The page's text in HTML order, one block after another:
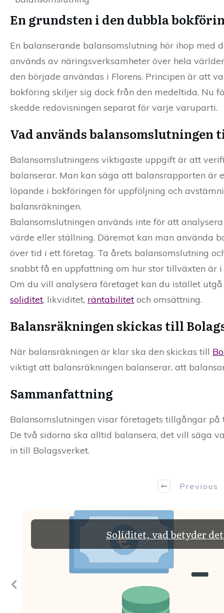
En grundsten i den dubbla
En balanserande balansomslutning hör ihop med
används av näringsverksamheter över hela
den började användas i Florens. Principen är att
bokföring skiljer sig dock från den medeltida. Nu
skedde redovisningen separat för varje varuparti.
Vad används balansomslutningen
Balansomslutningens viktigaste uppgift är att
balanserar. Man kan säga att balansrapporten är
löpande i bokföringen för uppföljning och
balansräkningen.
Balansomslutningen används inte för att
värde eller ställning. Däremot kan man använda
över tid i ett företag. Ta årets balansomslutning
snabbt få en uppfattning om hur stor tillväxten är i
Om du vill analysera företaget kan du istället
soliditet, likviditet, räntabilitet och omsättning.
Balansräkningen skickas till
När balansräkningen är klar ska den skickas till
viktigt att balansräkningen balanserar, att
Sammanfattning
Balansomslutningen visar företagets tillgångar
De två sidorna ska alltid balansera, det vill säga
in till Bolagsverket.
Previous
Soliditet, vad betyder